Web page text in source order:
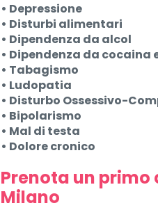
• Depressione
• Disturbi alimentari
• Dipendenza da alcol
• Dipendenza da cocaina
• Tabagismo
• Ludopatia
• Disturbo Ossessivo-
• Bipolarismo
• Mal di testa
• Dolore cronico
Prenota un
Milano